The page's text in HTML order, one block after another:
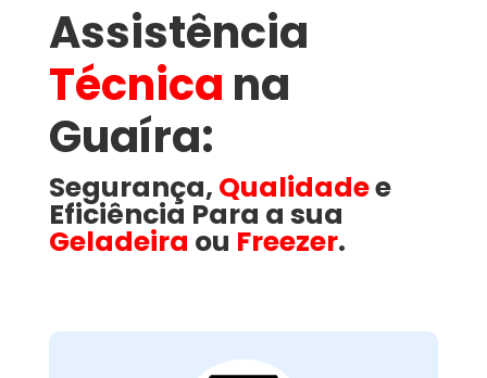
Assistência
Técnica na
Guaíra​:
Segurança, Qualidadee
Eficiência Para a sua
Geladeira ou Freezer.